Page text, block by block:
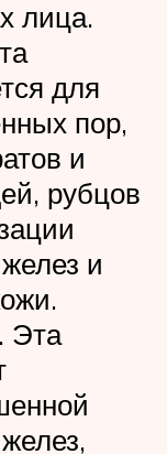
лица.
для
пор,
и
рубцов
и
Эта